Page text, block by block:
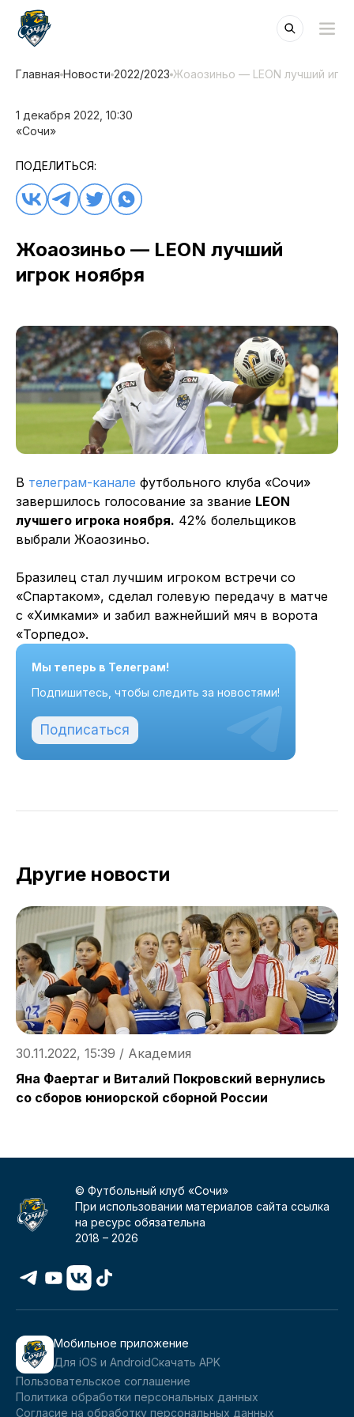
Главная Новости 2022/2023 Жоаозиньо — LEON лучший
1 декабря 2022, 10:30
«Сочи»
ПОДЕЛИТЬСЯ:
Жоаозиньо — LEON лучший
игрок ноября
В телеграм-канале футбольного клуба «Сочи»
завершилось голосование за звание LEON
лучшего игрока ноября. 42% болельщиков
выбрали Жоаозиньо.
Бразилец стал лучшим игроком встречи со
«Спартаком», сделал голевую передачу в матче
с «Химками» и забил важнейший мяч в ворота
«Торпедо».
Мы теперь в Телеграм!
Подпишитесь, чтобы следить за новостями!
Подписаться
Другие новости
30.11.2022, 15:39 / Академия
Яна Фаертаг и Виталий Покровский вернулись
со сборов юниорской сборной России
© Футбольный клуб «Сочи»
При использовании материалов сайта ссылка
на ресурс обязательна
2018 –2026
Мобильное приложение
Для iOS и AndroidСкачать APK
Пользовательское соглашение
Политика обработки персональных данных
Согласие на обработку персональных данных